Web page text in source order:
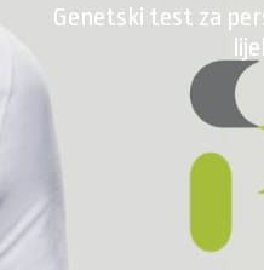
Genetski test za